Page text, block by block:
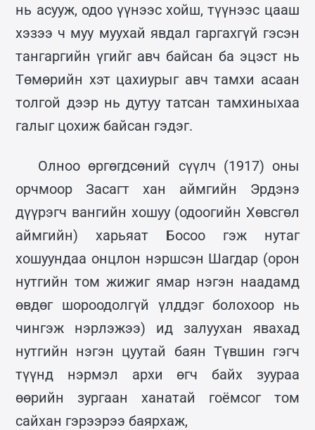
нь асууж, одоо үүнээс хойш, түүнээс цааш
хэзээ ч муу муухай явдал гаргахгүй гэсэн
тангаргийн үгийг авч байсан ба эцэст нь
Төмөрийн хэт цахиурыг авч тамхи асаан
толгой дээр нь дутуу татсан тамхиныхаа
галыг цохиж байсан гэдэг.
Олноо өргөгдсөний сүүлч (1917) оны
орчмоор Засагт хан аймгийн Эрдэнэ
дүүрэгч вангийн хошуу (одоогийн Хөвсгөл
аймгийн) харьяат Босоо гэж нутаг
хошуундаа онцлон нэршсэн Шагдар (орон
нутгийн том жижиг ямар нэгэн наадамд
өвдөг шороодолгүй үлддэг болохоор нь
чингэж нэрлэжээ) ид залуухан явахад
нутгийн нэгэн цуутай баян Түвшин гэгч
түүнд нэрмэл архи өгч байх зуураа
өөрийн зургаан ханатай гоёмсог том
сайхан гэрээрээ баярхаж,